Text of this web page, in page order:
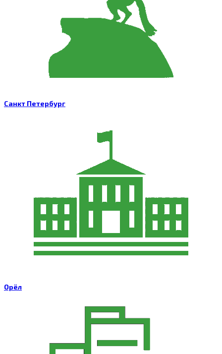
Санкт Петербург
Орёл